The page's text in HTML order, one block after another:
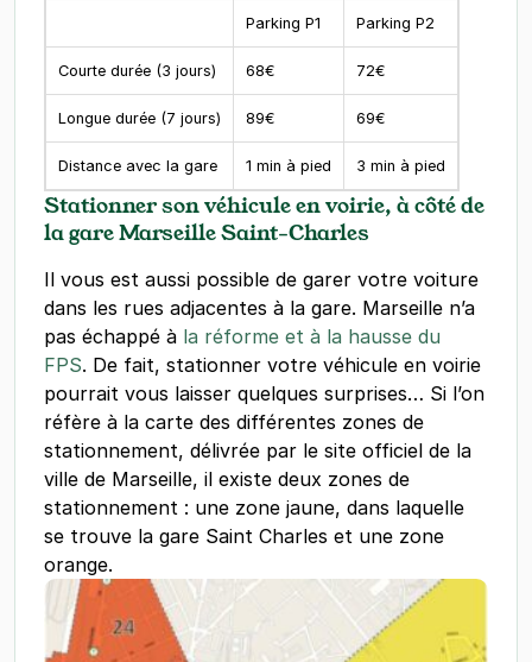
Parking P1 Parking P2
Courte durée (3 jours) 68€ 72€
Longue durée (7 jours) 89€ 69€
Distance avec la gare 1 min à pied 3 min à pied
Stationner son véhicule en voirie, à côté de
la gare Marseille Saint-Charles
Il vous est aussi possible de garer votre voiture
dans les rues adjacentes à la gare. Marseille n’a
pas échappé à la réforme et à la hausse du
FPS. De fait, stationner votre véhicule en voirie
pourrait vous laisser quelques surprises… Si l’on
réfère à la carte des différentes zones de
stationnement, délivrée par le site officiel de la
ville de Marseille, il existe deux zones de
stationnement : une zone jaune, dans laquelle
se trouve la gare Saint Charles et une zone
orange.